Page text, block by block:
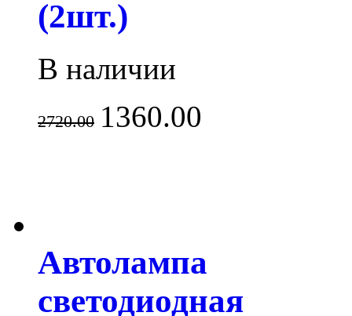
(2шт.)
В наличии
2720.00 1360.00
Автолампа
светодиодная